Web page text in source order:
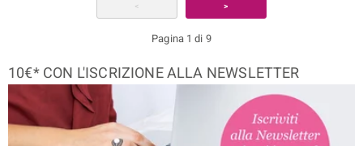
< >
Pagina 1 di 9
10€* CON L'ISCRIZIONE ALLA NEWSLETTER